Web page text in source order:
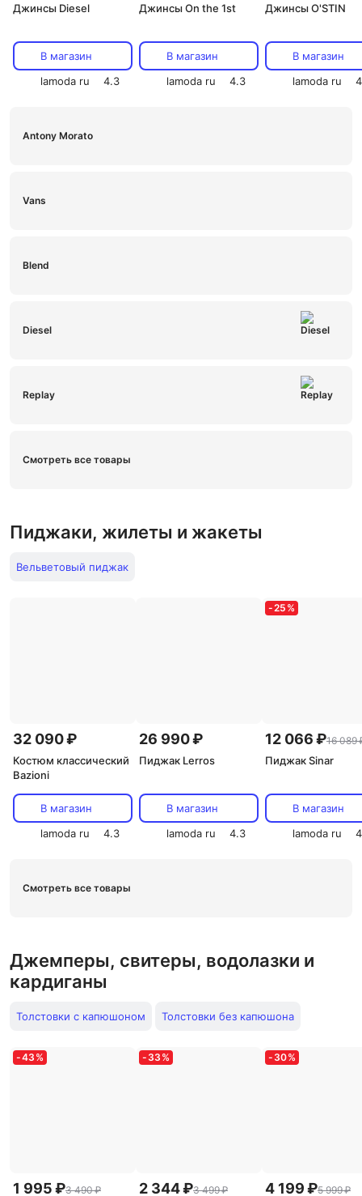
Джинсы Diesel
В магазин
lamoda ru
4.3
Джинсы On the 1st
В магазин
lamoda ru
4.3
Джинсы O'STIN
В магазин
lamoda ru
Antony Morato
Vans
Blend
Diesel
Replay
Смотреть все товары
Пиджаки, жилеты и жакеты
Вельветовый пиджак
32 090 ₽
Костюм классический
Bazioni
В магазин
lamoda ru
4.3
26 990 ₽
Пиджак Lerros
В магазин
lamoda ru
4.3
-25 %
12 066 ₽16 089
Пиджак Sinar
В магазин
lamoda ru
Смотреть все товары
Джемперы, свитеры, водолазки и
кардиганы
Толстовки с капюшоном Толстовки без капюшона
-43 %
1 995 ₽3 490 ₽
- 33 %
2 344 ₽3 499 ₽
- 30%
4 199 ₽5 999 ₽